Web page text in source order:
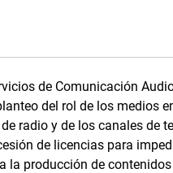
de Comunicación
del rol de los medios
radio y de los canales de
de licencias para
la producción de